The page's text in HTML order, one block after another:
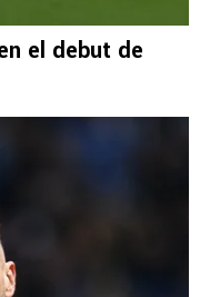
el debut de